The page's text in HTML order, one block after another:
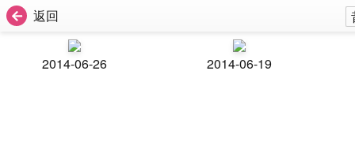
返回
2014-06-26 2014-06-19